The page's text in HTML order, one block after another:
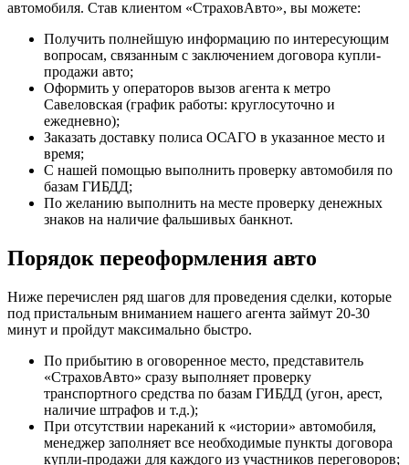
автомобиля. Став клиентом «СтраховАвто», вы можете:
Получить полнейшую информацию по интересующим
вопросам, связанным с заключением договора купли-
продажи авто;
Оформить у операторов вызов агента к метро
Савеловская (график работы: круглосуточно и
ежедневно);
Заказать доставку полиса ОСАГО в указанное место и
время;
С нашей помощью выполнить проверку автомобиля по
базам ГИБДД;
По желанию выполнить на месте проверку денежных
знаков на наличие фальшивых банкнот.
Порядок переоформления авто
Ниже перечислен ряд шагов для проведения сделки, которые
под пристальным вниманием нашего агента займут 20-30
минут и пройдут максимально быстро.
По прибытию в оговоренное место, представитель
«СтраховАвто» сразу выполняет проверку
транспортного средства по базам ГИБДД (угон, арест,
наличие штрафов и т.д.);
При отсутствии нареканий к «истории» автомобиля,
менеджер заполняет все необходимые пункты договора
купли-продажи для каждого из участников переговоров;